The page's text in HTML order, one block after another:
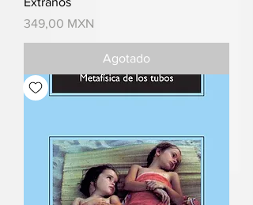
Precio
349,00 MXN
Agotado